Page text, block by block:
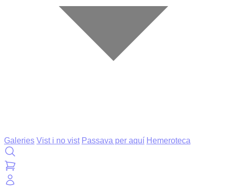
Galeries Vist i no vist Passava per aquí Hemeroteca